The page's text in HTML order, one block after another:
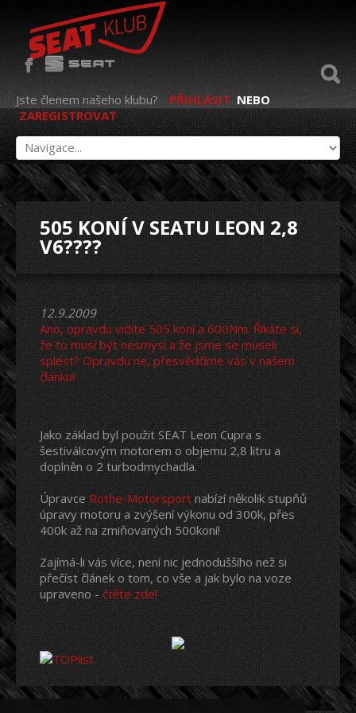
Jste členem našeho klubu? PŘIHLÁSIT NEBO
ZAREGISTROVAT
505 KONÍ V SEATU LEON 2,8
V6????
12.9.2009
Ano, opravdu vidíte 505 koní a 600Nm. Říkáte si,
že to musí být nesmysl a že jsme se museli
splést? Opravdu ne, přesvědčíme vás v našem
článku!
Jako základ byl použit SEAT Leon Cupra s
šestiválcovým motorem o objemu 2,8 litru a
doplněn o 2 turbodmychadla.
ÚpravceRothe-Motorsportnabízí několik stupňů
úpravy motoru a zvýšení výkonu od 300k, přes
400k až na zmiňovaných 500koní!
Zajímá-li vás více, není nic jednoduššího než si
přečíst článek o tom, co vše a jak bylo na voze
upraveno -čtěte zde!